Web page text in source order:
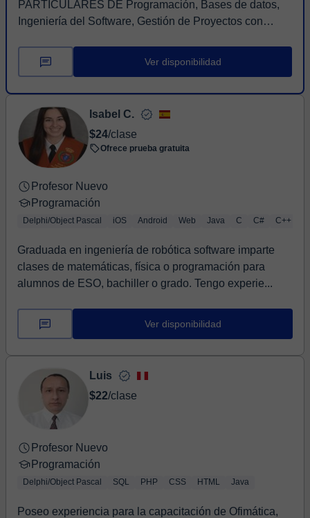
PARTICULARES DE Programación, Bases de datos,
Ingeniería del Software, Gestión de Proyectos con
Ver disponibilidad
Isabel C.
$24/clase
Ofrece prueba gratuita
Profesor Nuevo
Programación
Delphi/Object Pascal iOS Android Web Java C C# C++
Graduada en ingeniería de robótica software imparte
clases de matemáticas, física o programación para
alumnos de ESO, bachiller o grado. Tengo experie...
Ver disponibilidad
Luis
$22/clase
Profesor Nuevo
Programación
Delphi/Object Pascal SQL PHP CSS HTML Java
Poseo experiencia para la capacitación de Ofimática,